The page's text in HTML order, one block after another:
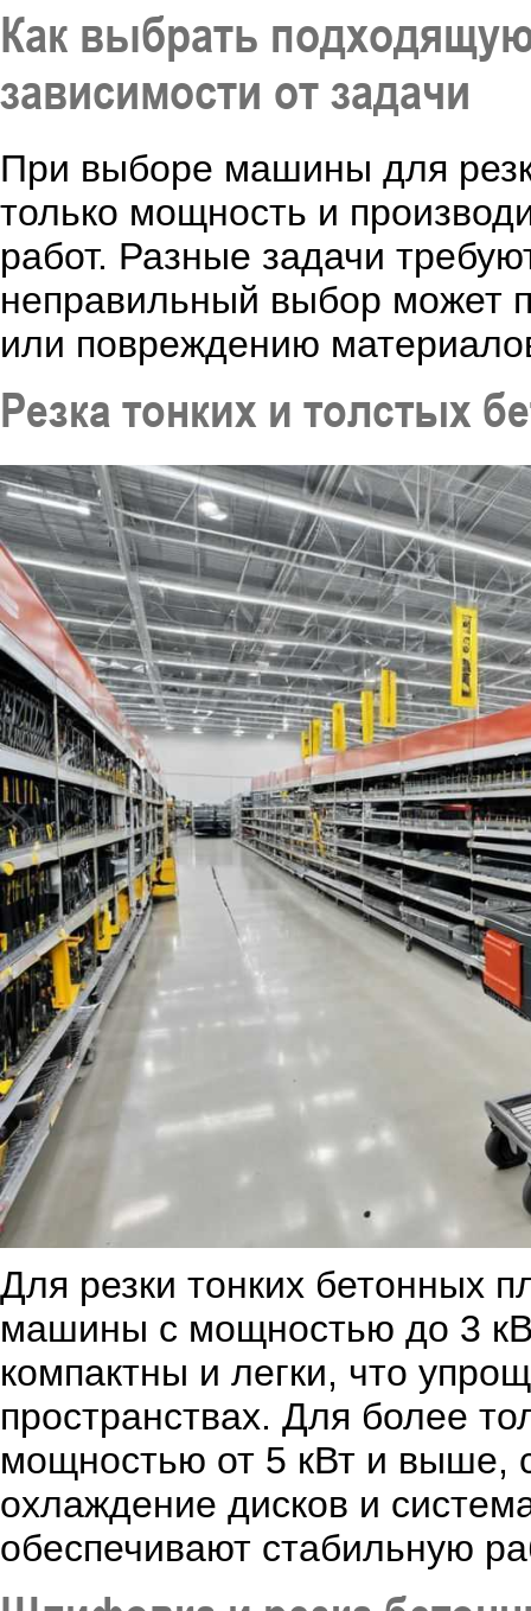
Как выбрать
зависимости от задачи
При выборе машины для
только мощность и
работ. Разные задачи
неправильный выбор может
или повреждению
Резка тонких и толстых
Для резки тонких бетонных
машины с мощностью до 3
компактны и легки, что
пространствах. Для более
мощностью от 5 кВт и выше,
охлаждение дисков и
обеспечивают стабильную